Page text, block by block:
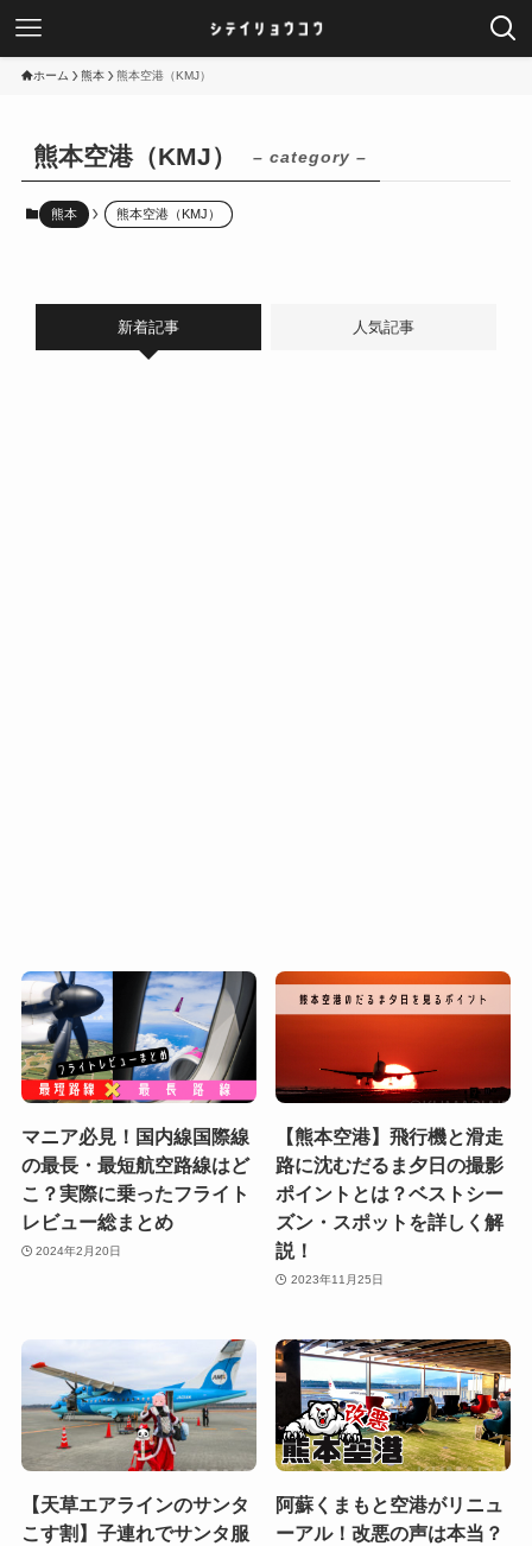
ホーム 熊本 熊本空港（KMJ）
熊本空港（KMJ） – category –
熊本 熊本空港（KMJ）
新着記事 人気記事
マニア必見！国内線国際線
の最長・最短航空路線はど
こ？実際に乗ったフライト
レビュー総まとめ
2024年2月20日
【熊本空港】飛行機と滑走
路に沈むだるま夕日の撮影
ポイントとは？ベストシー
ズン・スポットを詳しく解
説！
2023年11月25日
【天草エアラインのサンタ
こす割】子連れでサンタ服
阿蘇くまもと空港がリニュ
ーアル！改悪の声は本当？